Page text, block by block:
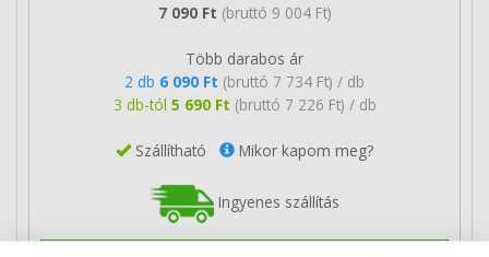
7 090 Ft (bruttó 9 004 Ft)
Több darabos ár
2 db 6 090 Ft (bruttó 7 734 Ft) / db
3 db-tól 5 690 Ft (bruttó 7 226 Ft) / db
Szállítható Mikor kapom meg?
Ingyenes szállítás